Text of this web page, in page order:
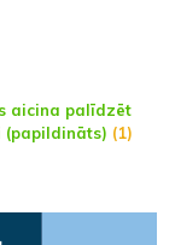
aicina palīdzēt
(1)